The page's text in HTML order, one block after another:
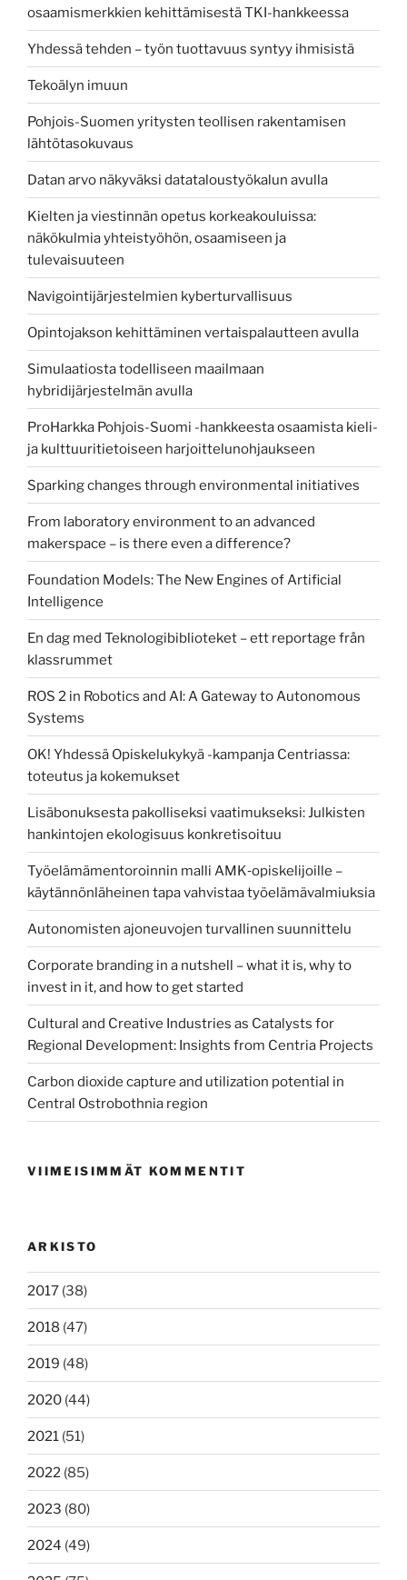
osaamismerkkien kehittämisestä TKI-hankkeessa
Yhdessä tehden – työn tuottavuus syntyy ihmisistä
Tekoälyn imuun
Pohjois-Suomen yritysten teollisen rakentamisen
lähtötasokuvaus
Datan arvo näkyväksi datataloustyökalun avulla
Kielten ja viestinnän opetus korkeakouluissa:
näkökulmia yhteistyöhön, osaamiseen ja
tulevaisuuteen
Navigointijärjestelmien kyberturvallisuus
Opintojakson kehittäminen vertaispalautteen avulla
Simulaatiosta todelliseen maailmaan
hybridijärjestelmän avulla
ProHarkka Pohjois-Suomi -hankkeesta osaamista kieli-
ja kulttuuritietoiseen harjoittelunohjaukseen
Sparking changes through environmental initiatives
From laboratory environment to an advanced
makerspace – is there even a difference?
Foundation Models: The New Engines of Artificial
Intelligence
En dag med Teknologibiblioteket – ett reportage från
klassrummet
ROS 2 in Robotics and AI: A Gateway to Autonomous
Systems
OK! Yhdessä Opiskelukykyä -kampanja Centriassa:
toteutus ja kokemukset
Lisäbonuksesta pakolliseksi vaatimukseksi: Julkisten
hankintojen ekologisuus konkretisoituu
Työelämämentoroinnin malli AMK‑opiskelijoille –
käytännönläheinen tapa vahvistaa työelämävalmiuksia
Autonomisten ajoneuvojen turvallinen suunnittelu
Corporate branding in a nutshell – what it is, why to
invest in it, and how to get started
Cultural and Creative Industries as Catalysts for
Regional Development: Insights from Centria Projects
Carbon dioxide capture and utilization potential in
Central Ostrobothnia region
VIIMEISIMMÄT KOMMENTIT
ARKISTO
2017 (38)
2018 (47)
2019 (48)
2020 (44)
2021 (51)
2022 (85)
2023 (80)
2024 (49)